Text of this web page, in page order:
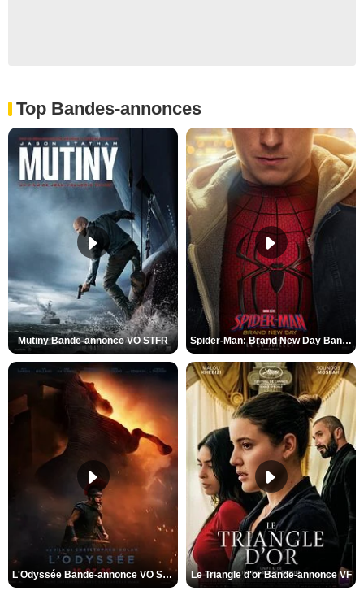
Top Bandes-annonces
Mutiny Bande-annonce VO STFR Spider-Man: Brand New Day Bande-annonce VO STFR
L'Odyssée Bande-annonce VO STFR Le Triangle d'or Bande-annonce VF